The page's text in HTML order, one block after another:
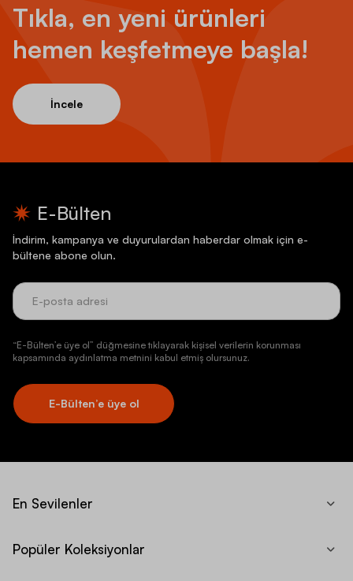
Tıkla, en yeni ürünleri
hemen keşfetmeye başla!
İncele
E-Bülten
İndirim, kampanya ve duyurulardan haberdar olmak için e-
bültene abone olun.
“E-Bülten’e üye ol” düğmesine tıklayarak kişisel verilerin korunması
kapsamında aydınlatma metnini kabul etmiş olursunuz.
E-Bülten’e üye ol
En Sevilenler
Popüler Koleksiyonlar